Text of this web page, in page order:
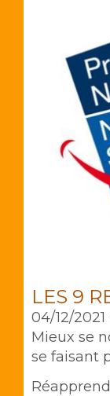
LES 9
04/12/2021
Mieux se
se faisant